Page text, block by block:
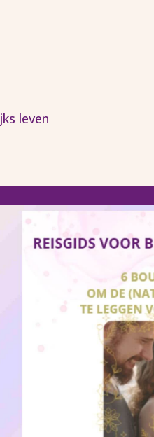
leven